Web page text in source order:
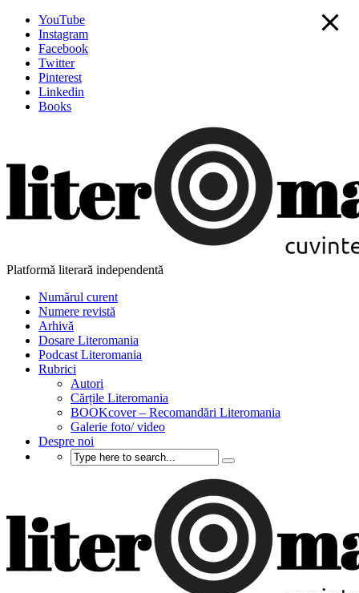
YouTube
Instagram
Facebook
Twitter
Pinterest
Linkedin
Books
Platformă literară independentă
Numărul curent
Numere revistă
Arhivă
Dosare Literomania
Podcast Literomania
Rubrici
Autori
Cărțile Literomania
BOOKcover – Recomandări Literomania
Galerie foto/ video
Despre noi